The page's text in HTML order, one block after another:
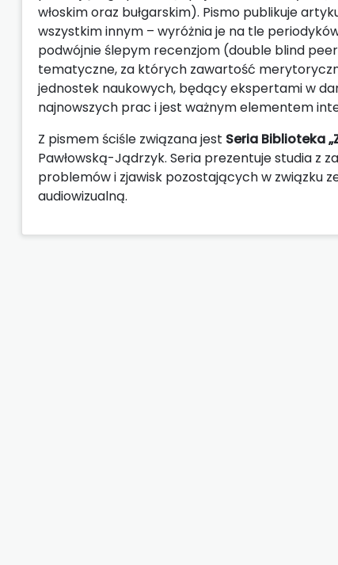
włoskim oraz bułgarskim). Pismo publikuje
wszystkim innym – wyróżnia je na tle
podwójnie ślepym recenzjom (double blind
tematyczne, za których zawartość
jednostek naukowych, będący ekspertami w
najnowszych prac i jest ważnym elementem
Z pismem ściśle związana jest Seria Biblioteka
Pawłowską-Jądrzyk. Seria prezentuje studia z
problemów i zjawisk pozostających w związku
audiowizualną.